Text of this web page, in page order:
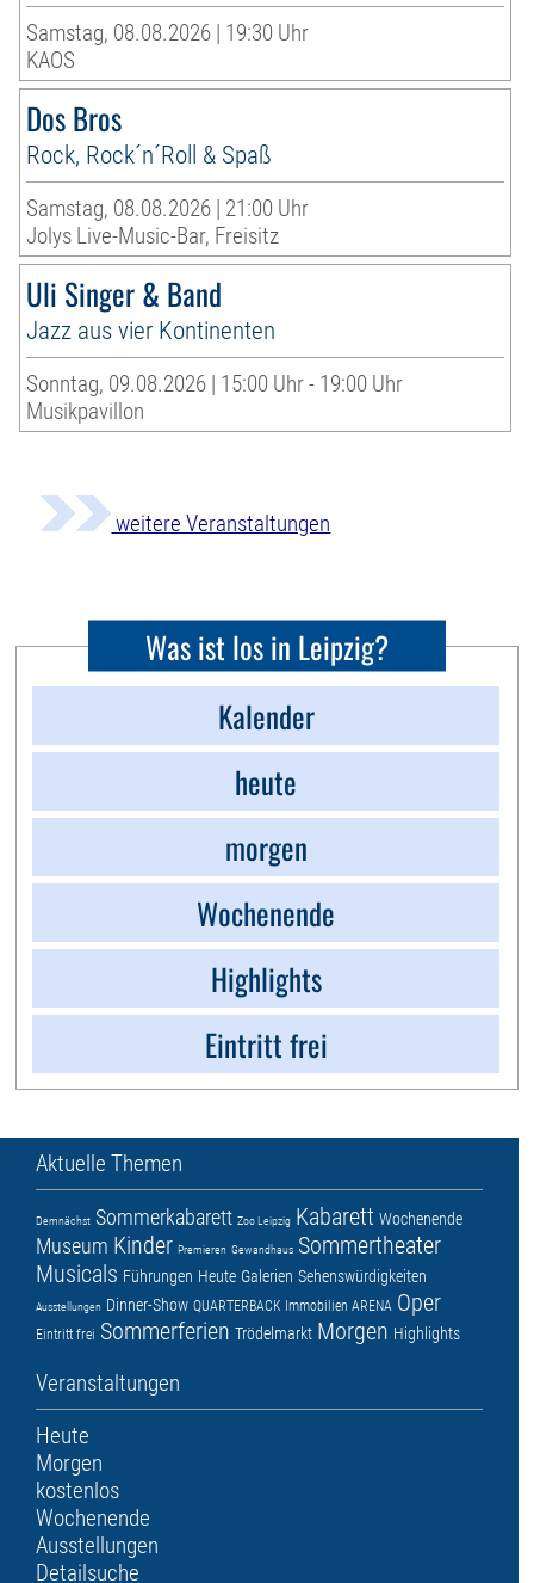
Samstag, 08.08.2026 | 19:30 Uhr
KAOS
Dos Bros
Rock, Rock´n´Roll & Spaß
Samstag, 08.08.2026 | 21:00 Uhr
Jolys Live-Music-Bar, Freisitz
Uli Singer & Band
Jazz aus vier Kontinenten
Sonntag, 09.08.2026 | 15:00 Uhr - 19:00 Uhr
Musikpavillon
weitere Veranstaltungen
Was ist los in Leipzig?
Kalender
heute
morgen
Wochenende
Highlights
Eintritt frei
Aktuelle Themen
Demnächst Sommerkabarett Zoo Leipzig Kabarett Wochenende
Museum Kinder Premieren Gewandhaus Sommertheater
Musicals Führungen Heute Galerien Sehenswürdigkeiten
Ausstellungen Dinner-Show QUARTERBACK Immobilien ARENA Oper
Eintritt frei Sommerferien Trödelmarkt Morgen Highlights
Veranstaltungen
Heute
Morgen
kostenlos
Wochenende
Ausstellungen
Detailsuche